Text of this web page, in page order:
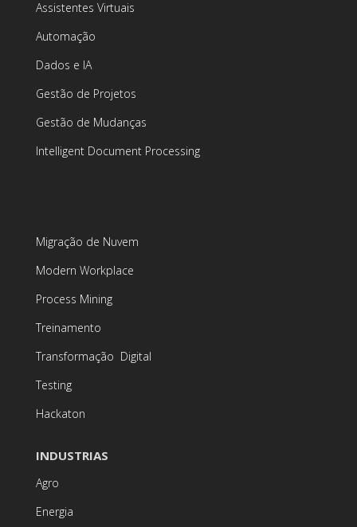
Assistentes Virtuais
Automação
Dados e IA
Gestão de Projetos
Gestão de Mudanças
Intelligent Document Processing
Migração de Nuvem
Modern Workplace
Process Mining
Treinamento
Transformação Digital
Testing
Hackaton
INDUSTRIAS
Agro
Energia